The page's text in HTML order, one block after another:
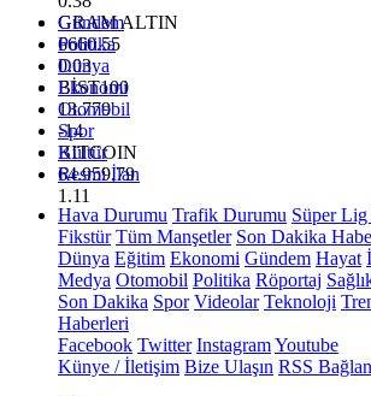
GRAM ALTIN
6660.55
0.03
BİST100
13.779
-14
BITCOIN
64.959,79
1.11
Gündem
Politika
Dünya
Ekonomi
Otomobil
Spor
Kültür
Resmi İlan
Hava Durumu Trafik Durumu Süper
Fikstür Tüm Manşetler Son Dakika
Dünya Eğitim Ekonomi Gündem Hayat
Medya Otomobil Politika Röportaj
Son Dakika Spor Videolar Teknoloji
Haberleri
Facebook Twitter InstagramYoutube
Künye / İletişim Bize Ulaşın RSS